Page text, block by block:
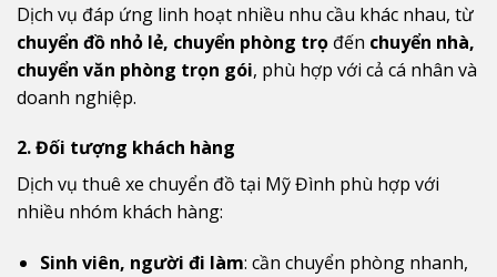
Dịch vụ đáp ứng linh hoạt nhiều nhu cầu khác nhau, từ
chuyển đồ nhỏ lẻ, chuyển phòng trọ đến chuyển nhà,
chuyển văn phòng trọn gói, phù hợp với cả cá nhân và
doanh nghiệp.
2. Đối tượng khách hàng
Dịch vụ thuê xe chuyển đồ tại Mỹ Đình phù hợp với
nhiều nhóm khách hàng:
Sinh viên, người đi làm: cần chuyển phòng nhanh,